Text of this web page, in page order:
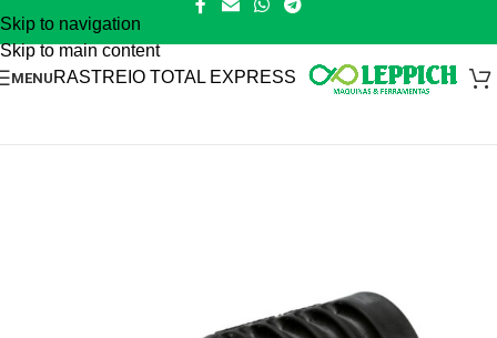
Skip to navigation
Skip to main content
MENU RASTREIO TOTAL EXPRESS